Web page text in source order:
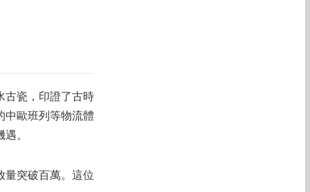
古瓷，印證了古時
中歐班列等物流體
。
量突破百萬。這位